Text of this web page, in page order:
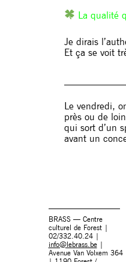
La qualité
Je dirais
Et ça se voit
Le vendredi,
près ou de
qui sort d’un
avant un
BRASS — Centre
culturel de Forest |
02/332.40.24 |
info@lebrass.be|
Avenue Van Volxem 364